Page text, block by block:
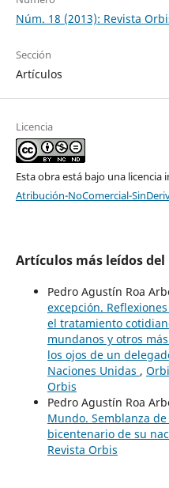
Núm. 18 (2013): Revista
Sección
Artículos
Licencia
Esta obra está bajo una licencia
Atribución-NoComercial-
Artículos más leídos
Pedro Agustín Roa
excepción.
el tratamiento
mundanos y otros
los ojos de un
Naciones Unidas ,
Orbis
Pedro Agustín Roa
Mundo. Semblanza
bicentenario de su
Revista Orbis